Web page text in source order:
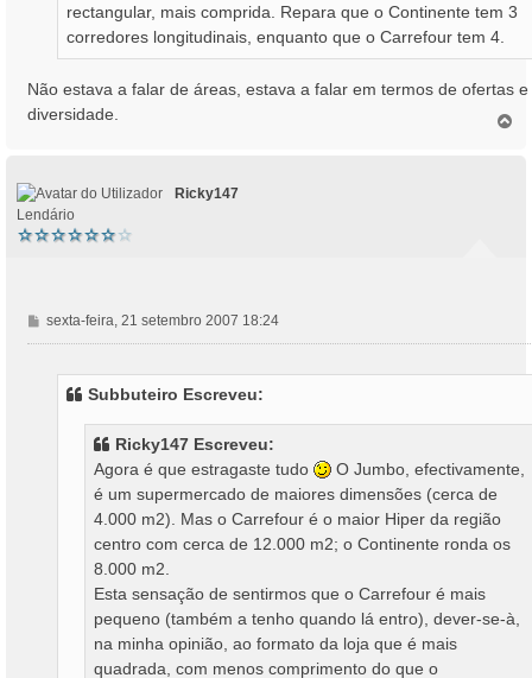
rectangular, mais comprida. Repara que o Continente tem 3
corredores longitudinais, enquanto que o Carrefour tem 4.
Não estava a falar de áreas, estava a falar em termos de ofertas e
diversidade.
Ricky147
Lendário
M
e
sexta-feira, 21 setembro 2007 18:24
Subbuteiro Escreveu:
Ricky147 Escreveu:
Agora é que estragaste tudo
O Jumbo, efectivamente,
é um supermercado de maiores dimensões (cerca de
4.000 m2). Mas o Carrefour é o maior Hiper da região
centro com cerca de 12.000 m2; o Continente ronda os
8.000 m2.
Esta sensação de sentirmos que o Carrefour é mais
pequeno (também a tenho quando lá entro), dever-se-à,
na minha opinião, ao formato da loja que é mais
quadrada, com menos comprimento do que o